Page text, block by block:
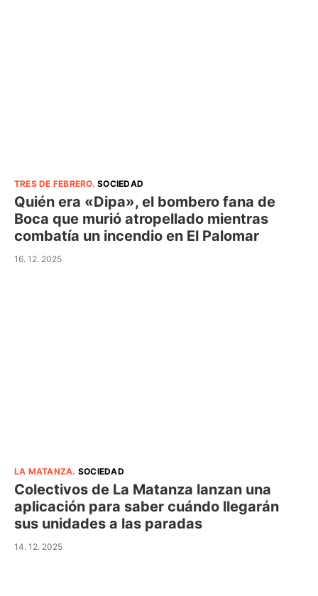
TRES DE FEBRERO.SOCIEDAD
Quién era «Dipa», el bombero fana de
Boca que murió atropellado mientras
combatía un incendio en El Palomar
16. 12. 2025
LA MATANZA. SOCIEDAD
Colectivos de La Matanza lanzan una
aplicación para saber cuándo llegarán
sus unidades a las paradas
14. 12. 2025